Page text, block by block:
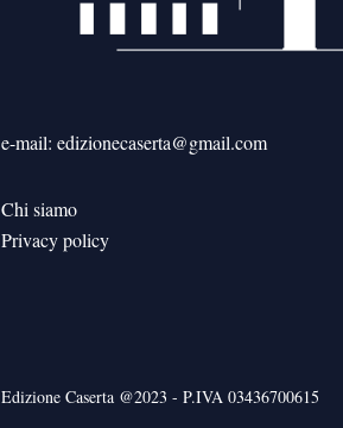
e-mail: edizionecaserta@gmail.com
Chi siamo
Privacy policy
Edizione Caserta @2023 - P.IVA 03436700615